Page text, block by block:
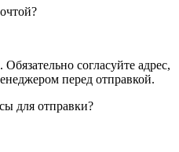
согласуйте адрес,
перед отправкой.
для отправки?